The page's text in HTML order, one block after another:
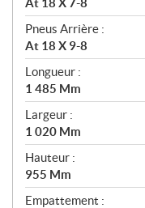
At 18 X 7-8
Pneus Arrière :
At 18 X 9-8
Longueur :
1 485 Mm
Largeur :
1 020 Mm
Hauteur :
955 Mm
Empattement :